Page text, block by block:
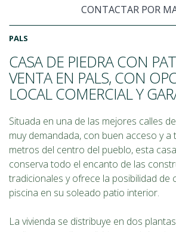
CONTACTAR POR
PALS
CASA DE PIEDRA CON
VENTA EN PALS, CON
LOCAL COMERCIAL Y
Situada en una de las mejores calles
muy demandada, con buen acceso y a
metros del centro del pueblo, esta
conserva todo el encanto de las
tradicionales y ofrece la posibilidad de
piscina en su soleado patio interior.
La vivienda se distribuye en dos